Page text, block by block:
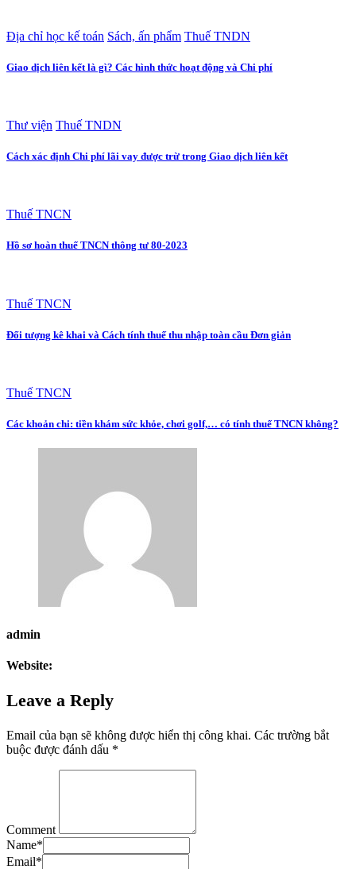
Địa chỉ học kế toán Sách, ấn phẩm Thuế TNDN
Giao dịch liên kết là gì? Các hình thức hoạt động và Chi phí
Thư viện Thuế TNDN
Cách xác định Chi phí lãi vay được trừ trong Giao dịch liên kết
Thuế TNCN
Hồ sơ hoàn thuế TNCN thông tư 80-2023
Thuế TNCN
Đối tượng kê khai và Cách tính thuế thu nhập toàn cầu Đơn giản
Thuế TNCN
Các khoản chi: tiền khám sức khỏe, chơi golf,… có tính thuế TNCN không?
admin
Website:
Leave a Reply
Email của bạn sẽ không được hiển thị công khai. Các trường bắt
buộc được đánh dấu *
Comment
Name*
Email*